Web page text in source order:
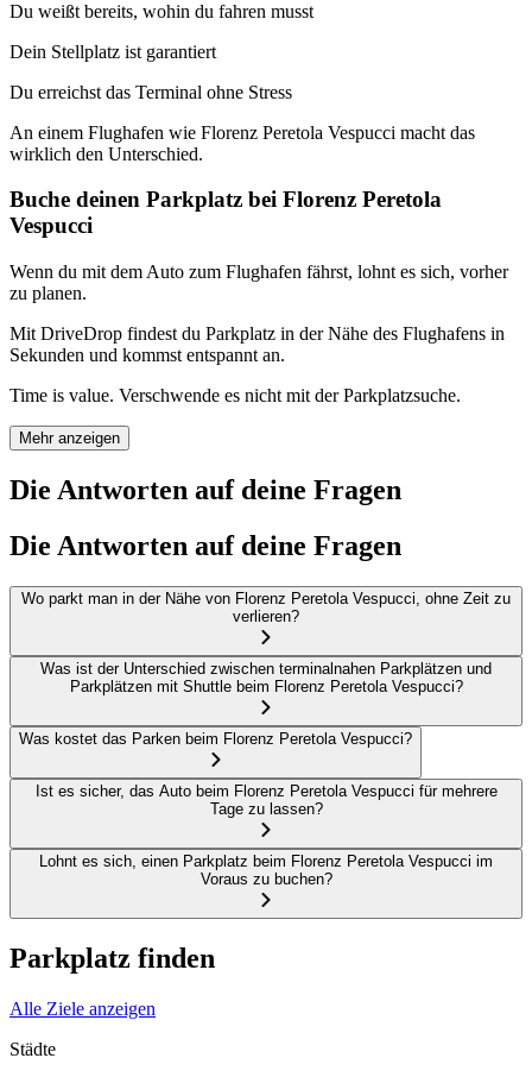
Du weißt bereits, wohin du fahren musst
Dein Stellplatz ist garantiert
Du erreichst das Terminal ohne Stress
An einem Flughafen wie Florenz Peretola Vespucci macht das
wirklich den Unterschied.
Buche deinen Parkplatz bei Florenz Peretola
Vespucci
Wenn du mit dem Auto zum Flughafen fährst, lohnt es sich, vorher
zu planen.
Mit DriveDrop findest du Parkplatz in der Nähe des Flughafens in
Sekunden und kommst entspannt an.
Time is value. Verschwende es nicht mit der Parkplatzsuche.
Mehr anzeigen
Die Antworten auf deine Fragen
Die Antworten auf deine Fragen
Wo parkt man in der Nähe von Florenz Peretola Vespucci, ohne Zeit zu
verlieren?
Was ist der Unterschied zwischen terminalnahen Parkplätzen und
Parkplätzen mit Shuttle beim Florenz Peretola Vespucci?
Was kostet das Parken beim Florenz Peretola Vespucci?
Ist es sicher, das Auto beim Florenz Peretola Vespucci für mehrere
Tage zu lassen?
Lohnt es sich, einen Parkplatz beim Florenz Peretola Vespucci im
Voraus zu buchen?
Parkplatz finden
Alle Ziele anzeigen
Städte